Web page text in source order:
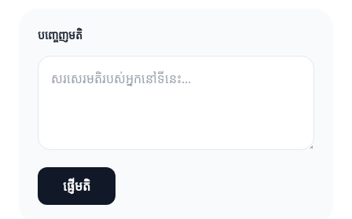
បញ្ចេញមតិ
ផ្ញើមតិ